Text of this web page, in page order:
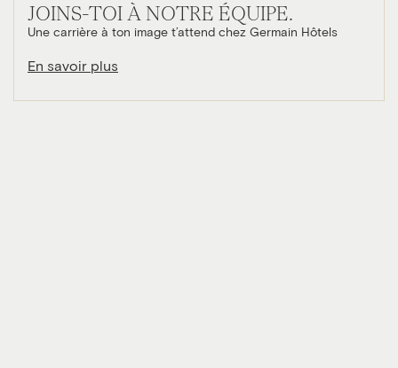
JOINS-TOI À NOTRE ÉQUIPE.
Une carrière à ton image t’attend chez Germain Hôtels
En savoir plus